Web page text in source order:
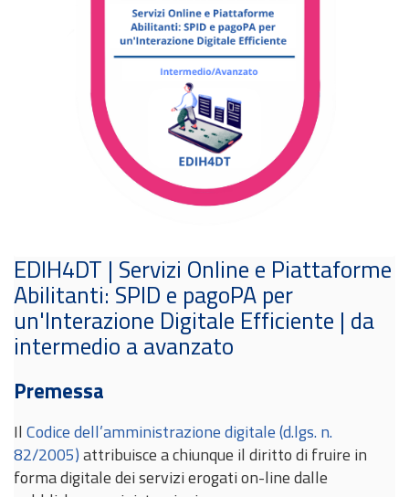
EDIH4DT | Servizi Online e Piattaforme
Abilitanti: SPID e pagoPA per
un'Interazione Digitale Efficiente | da
intermedio a avanzato
Premessa
Il Codice dell’amministrazione digitale (d.lgs. n.
82/2005)attribuisce a chiunque il diritto di fruire in
forma digitale dei servizi erogati on-line dalle